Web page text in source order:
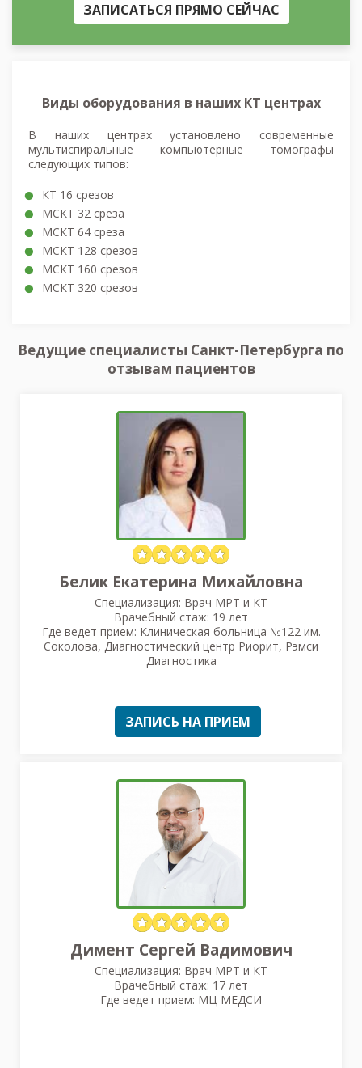
ЗАПИСАТЬСЯ ПРЯМО СЕЙЧАС
Виды оборудования в наших КТ центрах
В наших центрах установлено современные
мультиспиральные компьютерные томографы
следующих типов:
КТ 16 срезов
МСКТ 32 среза
МСКТ 64 среза
МСКТ 128 срезов
МСКТ 160 срезов
МСКТ 320 срезов
Ведущие специалисты Санкт-Петербурга по
отзывам пациентов
Белик Екатерина Михайловна
Специализация: Врач МРТ и КТ
Врачебный стаж: 19 лет
Где ведет прием: Клиническая больница №122 им.
Соколова, Диагностический центр Риорит, Рэмси
Диагностика
ЗАПИСЬ НА ПРИЕМ
Димент Сергей Вадимович
Специализация: Врач МРТ и КТ
Врачебный стаж: 17 лет
Где ведет прием: МЦ МЕДСИ